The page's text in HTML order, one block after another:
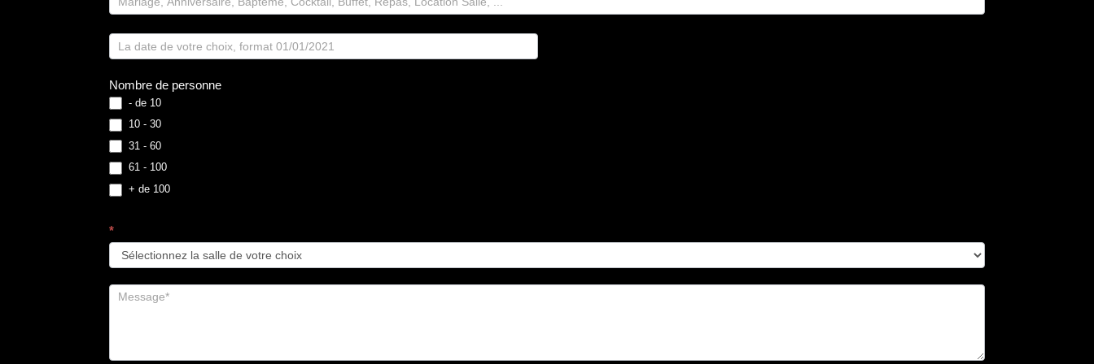
Nombre de personne
- de 10
10 - 30
31 - 60
61 - 100
+ de 100
*